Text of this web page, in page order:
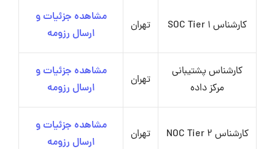
کارشناس SOC Tier 1 تهران
مشاهده جزئیات و
ارسال رزومه
کارشناس پشتیبانی
مرکز داده
تهران
مشاهده جزئیات و
ارسال رزومه
کارشناس NOC Tier 2 تهران
مشاهده جزئیات و
ارسال رزومه